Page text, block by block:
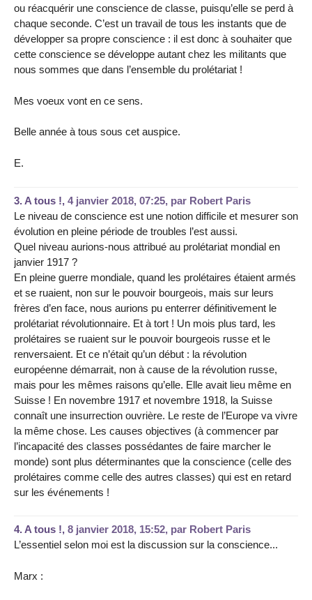
ou réacquérir une conscience de classe, puisqu’elle se perd à
chaque seconde. C’est un travail de tous les instants que de
développer sa propre conscience : il est donc à souhaiter que
cette conscience se développe autant chez les militants que
nous sommes que dans l’ensemble du prolétariat !
Mes voeux vont en ce sens.
Belle année à tous sous cet auspice.
E.
3. A tous !, 4 janvier 2018, 07:25, par Robert Paris
Le niveau de conscience est une notion difficile et mesurer son
évolution en pleine période de troubles l’est aussi.
Quel niveau aurions-nous attribué au prolétariat mondial en
janvier 1917 ?
En pleine guerre mondiale, quand les prolétaires étaient armés
et se ruaient, non sur le pouvoir bourgeois, mais sur leurs
frères d’en face, nous aurions pu enterrer définitivement le
prolétariat révolutionnaire. Et à tort ! Un mois plus tard, les
prolétaires se ruaient sur le pouvoir bourgeois russe et le
renversaient. Et ce n’était qu’un début : la révolution
européenne démarrait, non à cause de la révolution russe,
mais pour les mêmes raisons qu’elle. Elle avait lieu même en
Suisse ! En novembre 1917 et novembre 1918, la Suisse
connaît une insurrection ouvrière. Le reste de l’Europe va vivre
la même chose. Les causes objectives (à commencer par
l’incapacité des classes possédantes de faire marcher le
monde) sont plus déterminantes que la conscience (celle des
prolétaires comme celle des autres classes) qui est en retard
sur les événements !
4. A tous !, 8 janvier 2018, 15:52, par Robert Paris
L’essentiel selon moi est la discussion sur la conscience...
Marx :